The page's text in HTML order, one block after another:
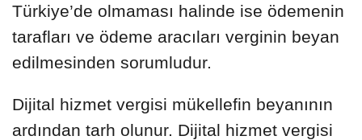
Türkiye’de olmaması halinde ise ödemenin
tarafları ve ödeme aracıları verginin beyan
edilmesinden sorumludur.
Dijital hizmet vergisi mükellefin beyanının
ardından tarh olunur. Dijital hizmet vergisi